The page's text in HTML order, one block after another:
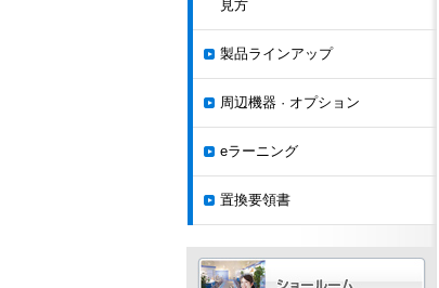
見方
製品ラインアップ
周辺機器 · オプション
eラーニング
置換要領書